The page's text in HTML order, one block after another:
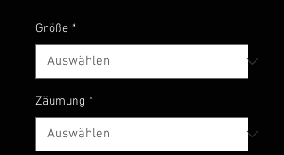
Größe *
Zäumung *